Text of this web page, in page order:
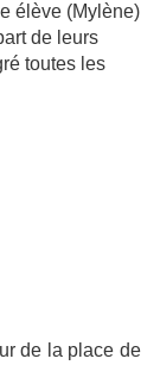
élève (Mylène)
de leurs
toutes les
de la place de